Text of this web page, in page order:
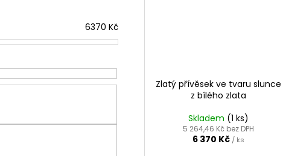
6370 Kč
Zlatý přívěsek ve tvaru slunce
z bílého zlata
Skladem (1 ks)
5 264,46 Kč bez DPH
6 370 Kč / ks